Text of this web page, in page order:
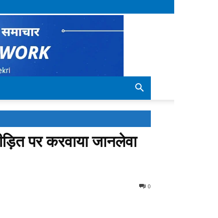
पर करवाया जानलेवा
0